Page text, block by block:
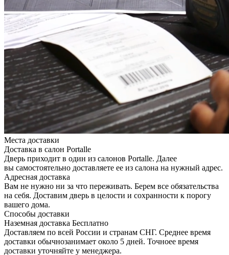
Места доставки
Доставка в салон Portalle
Дверь приходит в один из салонов Portalle. Далее
вы самостоятельно доставляете ее из салона на нужный адрес.
Адресная доставка
Вам не нужно ни за что переживать. Берем все обязательства
на себя. Доставим дверь в целости и сохранности к порогу
вашего дома.
Способы доставки
Наземная доставка Бесплатно
Доставляем по всей России и странам СНГ. Среднее время
доставки обычнозанимает около 5 дней. Точноее время
доставки уточняйте у менеджера.